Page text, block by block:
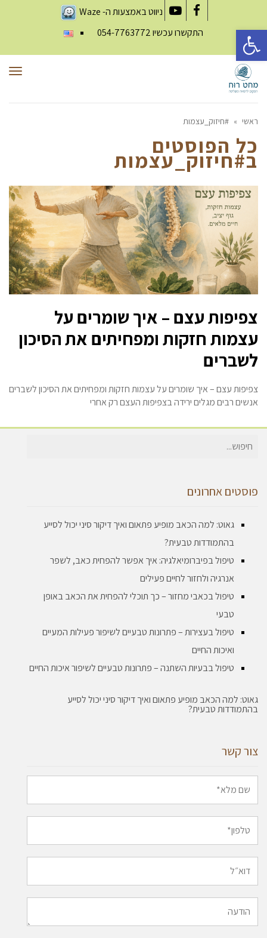
Facebook
YouTube
ניווט באמצעות ה-Waze
התקשרו עכשיו054-7763772
ראשי » #חיזוק_עצמות
כל הפוסטים
ב#חיזוק_עצמות
צפיפות עצם – איך שומרים על
עצמות חזקות ומפחיתים את הסיכון
לשברים
צפיפות עצם – איך שומרים על עצמות חזקות ומפחיתים את הסיכון לשברים
אנשים רבים מגלים ירידה בצפיפות העצם רק אחרי
חיפוש
פוסטים אחרונים
גאוט: למה הכאב מופיע פתאום ואיך דיקור סיני יכול לסייע
בהתמודדות טבעית?
טיפול בפיברומיאלגיה: איך אפשר להפחית כאב, לשפר
אנרגיה ולחזור לחיים פעילים
טיפול בכאבי מחזור – כך תוכלי להפחית את הכאב באופן
טבעי
טיפול בעצירות – פתרונות טבעיים לשיפור פעילות המעיים
ואיכות החיים
טיפול בבעיות השתנה – פתרונות טבעיים לשיפור איכות החיים
גאוט: למה הכאב מופיע פתאום ואיך דיקור סיני יכול לסייע
בהתמודדות טבעית?
צור קשר
פתח סרגל נגישות